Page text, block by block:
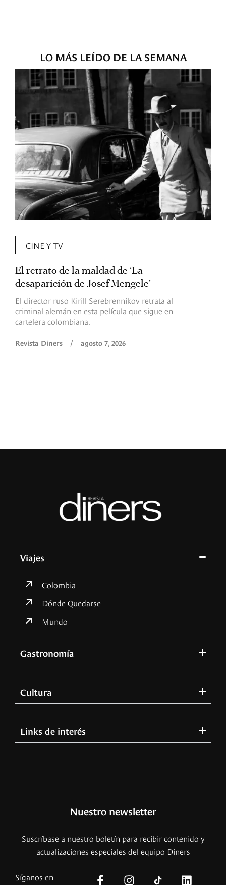
LO MÁS LEÍDO DE LA SEMANA
CINE Y TV
El retrato de la maldad de ‘La
desaparición de Josef Mengele’
El director ruso Kirill Serebrennikov retrata al
criminal alemán en esta película que sigue en
cartelera colombiana.
Revista Diners / agosto 7, 2026
Viajes
Colombia
Dónde Quedarse
Mundo
Gastronomía
Cultura
Links de interés
Nuestro newsletter
Suscríbase a nuestro boletín para recibir contenido y
actualizaciones especiales del equipo Diners
Síganos en